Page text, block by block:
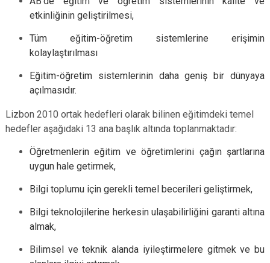
etkinliğinin geliştirilmesi,
Tüm eğitim-öğretim sistemlerine erişimin
kolaylaştırılması
Eğitim-öğretim sistemlerinin daha geniş bir dünyaya
açılmasıdır.
Lizbon 2010 ortak hedefleri olarak bilinen eğitimdeki temel
hedefler aşağıdaki 13 ana başlık altında toplanmaktadır:
Öğretmenlerin eğitim ve öğretimlerini çağın şartlarına
uygun hale getirmek,
Bilgi toplumu için gerekli temel becerileri geliştirmek,
Bilgi teknolojilerine herkesin ulaşabilirliğini garanti altına
almak,
Bilimsel ve teknik alanda iyileştirmelere gitmek ve bu